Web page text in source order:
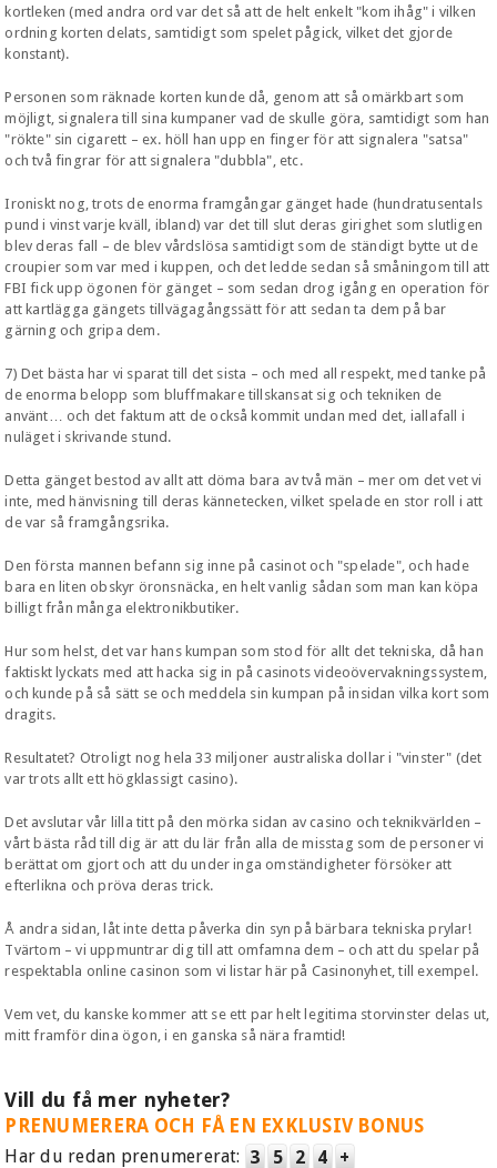
kortleken (med andra ord var det så att de helt enkelt "kom ihåg" i vilken
ordning korten delats, samtidigt som spelet pågick, vilket det gjorde
konstant).
Personen som räknade korten kunde då, genom att så omärkbart som
möjligt, signalera till sina kumpaner vad de skulle göra, samtidigt som han
"rökte" sin cigarett – ex. höll han upp en finger för att signalera "satsa"
och två fingrar för att signalera "dubbla", etc.
Ironiskt nog, trots de enorma framgångar gänget hade (hundratusentals
pund i vinst varje kväll, ibland) var det till slut deras girighet som slutligen
blev deras fall – de blev vårdslösa samtidigt som de ständigt bytte ut de
croupier som var med i kuppen, och det ledde sedan så småningom till att
FBI fick upp ögonen för gänget – som sedan drog igång en operation för
att kartlägga gängets tillvägagångssätt för att sedan ta dem på bar
gärning och gripa dem.
7) Det bästa har vi sparat till det sista – och med all respekt, med tanke på
de enorma belopp som bluffmakare tillskansat sig och tekniken de
använt… och det faktum att de också kommit undan med det, iallafall i
nuläget i skrivande stund.
Detta gänget bestod av allt att döma bara av två män – mer om det vet vi
inte, med hänvisning till deras kännetecken, vilket spelade en stor roll i att
de var så framgångsrika.
Den första mannen befann sig inne på casinot och "spelade", och hade
bara en liten obskyr öronsnäcka, en helt vanlig sådan som man kan köpa
billigt från många elektronikbutiker.
Hur som helst, det var hans kumpan som stod för allt det tekniska, då han
faktiskt lyckats med att hacka sig in på casinots videoövervakningssystem,
och kunde på så sätt se och meddela sin kumpan på insidan vilka kort som
dragits.
Resultatet? Otroligt nog hela 33 miljoner australiska dollar i "vinster" (det
var trots allt ett högklassigt casino).
Det avslutar vår lilla titt på den mörka sidan av casino och teknikvärlden –
vårt bästa råd till dig är att du lär från alla de misstag som de personer vi
berättat om gjort och att du under inga omständigheter försöker att
efterlikna och pröva deras trick.
Å andra sidan, låt inte detta påverka din syn på bärbara tekniska prylar!
Tvärtom – vi uppmuntrar dig till att omfamna dem – och att du spelar på
respektabla online casinon som vi listar här på Casinonyhet, till exempel.
Vem vet, du kanske kommer att se ett par helt legitima storvinster delas ut,
mitt framför dina ögon, i en ganska så nära framtid!
Vill du få mer nyheter?
PRENUMERERA OCH FÅ EN EXKLUSIV BONUS
Har du redan prenumererat: 3 5 2 4 +